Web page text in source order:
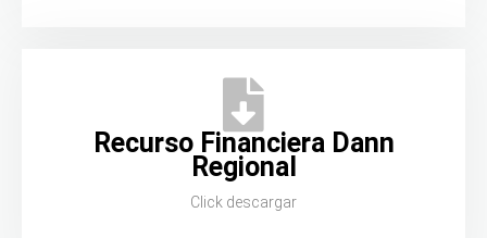
Recurso Financiera Dann
Regional
Click descargar